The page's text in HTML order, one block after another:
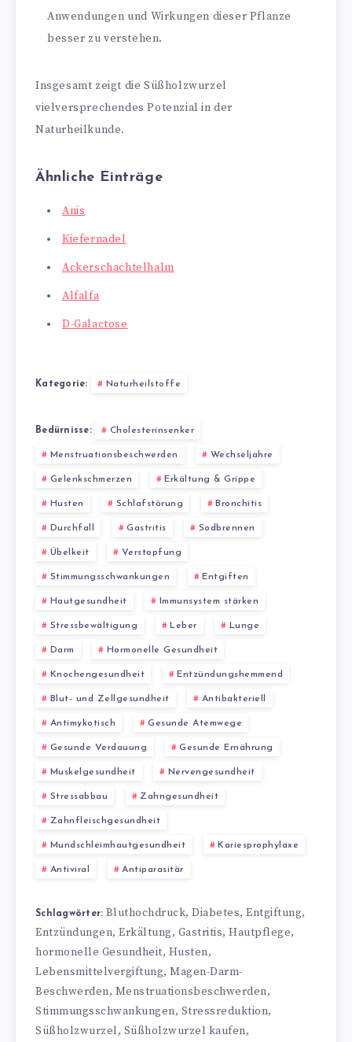
Anwendungen und Wirkungen dieser Pflanze
besser zu verstehen.
Insgesamt zeigt die Süßholzwurzel
vielversprechendes Potenzial in der
Naturheilkunde.
Ähnliche Einträge
Anis
Kiefernadel
Ackerschachtelhalm
Alfalfa
D-Galactose
Kategorie: Naturheilstoffe
Bedürnisse: Cholesterinsenker
Menstruationsbeschwerden Wechseljahre
Gelenkschmerzen Erkältung & Grippe
Husten Schlafstörung Bronchitis
Durchfall Gastritis Sodbrennen
Übelkeit Verstopfung
Stimmungsschwankungen Entgiften
Hautgesundheit Immunsystem stärken
Stressbewältigung Leber Lunge
Darm Hormonelle Gesundheit
Knochengesundheit Entzündungshemmend
Blut- und Zellgesundheit Antibakteriell
Antimykotisch Gesunde Atemwege
Gesunde Verdauung Gesunde Ernährung
Muskelgesundheit Nervengesundheit
Stressabbau Zahngesundheit
Zahnfleischgesundheit
Mundschleimhautgesundheit Kariesprophylaxe
Antiviral Antiparasitär
Schlagwörter: Bluthochdruck,Diabetes,Entgiftung,
Entzündungen, Erkältung, Gastritis, Hautpflege,
hormonelle Gesundheit, Husten,
Lebensmittelvergiftung, Magen-Darm-
Beschwerden, Menstruationsbeschwerden,
Stimmungsschwankungen, Stressreduktion,
Süßholzwurzel, Süßholzwurzel kaufen,